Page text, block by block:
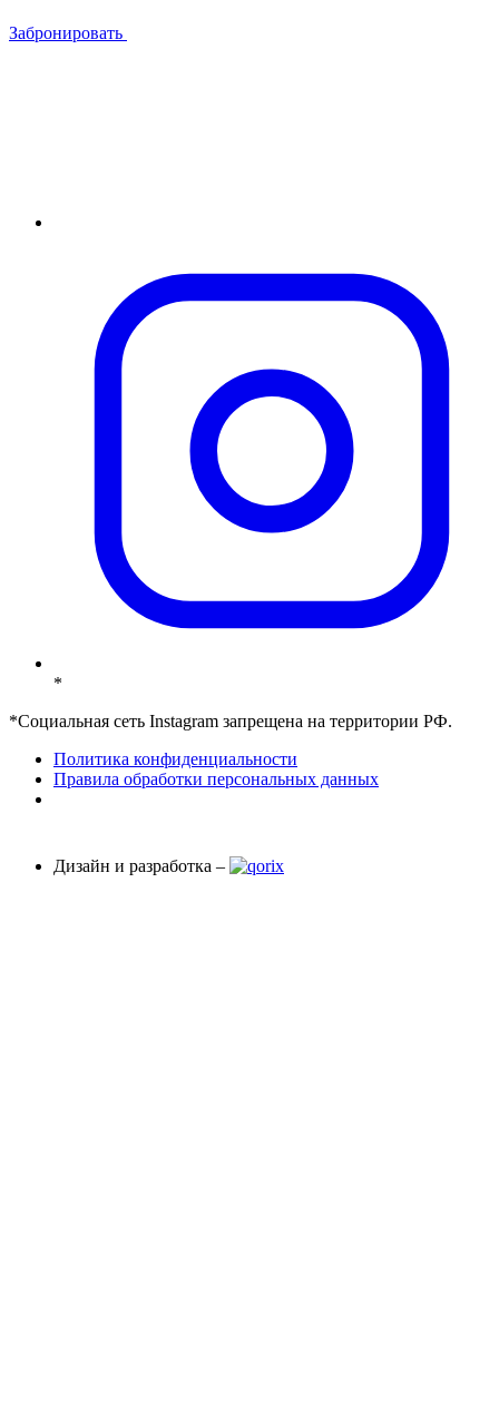
Забронировать
*
*Социальная сеть Instagram запрещена на территории РФ.
Политика конфиденциальности
Правила обработки персональных данных
Дизайн и разработка –